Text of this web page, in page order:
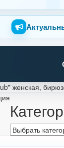
женская,